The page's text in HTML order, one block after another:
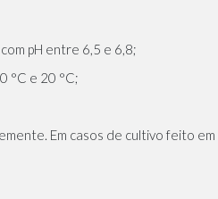
pH entre 6,5 e 6,8;
°C e 20 °C;
Em casos de cultivo feito